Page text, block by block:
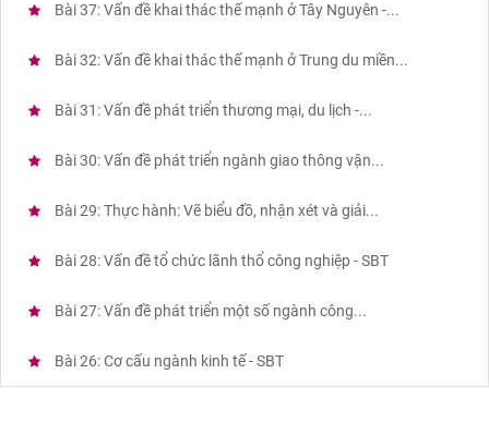
Bài 37: Vấn đề khai thác thế mạnh ở Tây Nguyên -...
Bài 32: Vấn đề khai thác thế mạnh ở Trung du miền...
Bài 31: Vấn đề phát triển thương mại, du lịch -...
Bài 30: Vấn đề phát triển ngành giao thông vận...
Bài 29: Thực hành: Vẽ biểu đồ, nhận xét và giải...
Bài 28: Vấn đề tổ chức lãnh thổ công nghiệp - SBT
Bài 27: Vấn đề phát triển một số ngành công...
Bài 26: Cơ cấu ngành kinh tế - SBT